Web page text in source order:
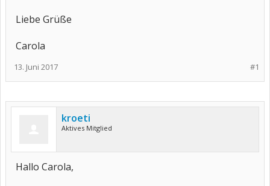
Liebe Grüße
Carola
#1
13. Juni 2017
kroeti
Aktives Mitglied
Hallo Carola,